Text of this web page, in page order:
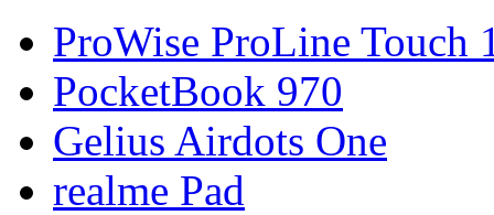
ProWise ProLine Touch
PocketBook 970
Gelius Airdots One
realme Pad